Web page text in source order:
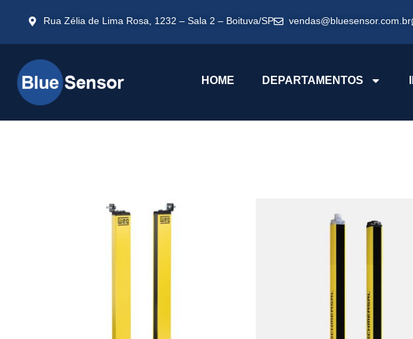
Rua Zélia de Lima Rosa, 1232 – Sala 2 – Boituva/SP vendas@bluesensor.com.br
HOME DEPARTAMENTOS